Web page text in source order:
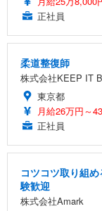
正社員
柔道整復師
株式会社KEEP IT
東京都
月給26万円～
正社員
コツコツ取り組
験歓迎
株式会社Amark